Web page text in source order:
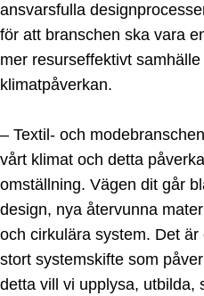
ansvarsfulla
för att branschen ska vara
mer resurseffektivt
klimatpåverkan.
– Textil- och
vårt klimat och detta
omställning. Vägen dit går
design, nya återvunna
och cirkulära system. Det
stort systemskifte som
detta vill vi upplysa, utbilda,